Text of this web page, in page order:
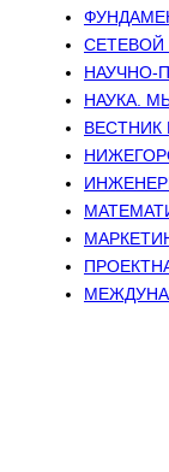
СЕТЕВОЙ
НАУЧНО-
НАУКА.
ВЕСТНИК